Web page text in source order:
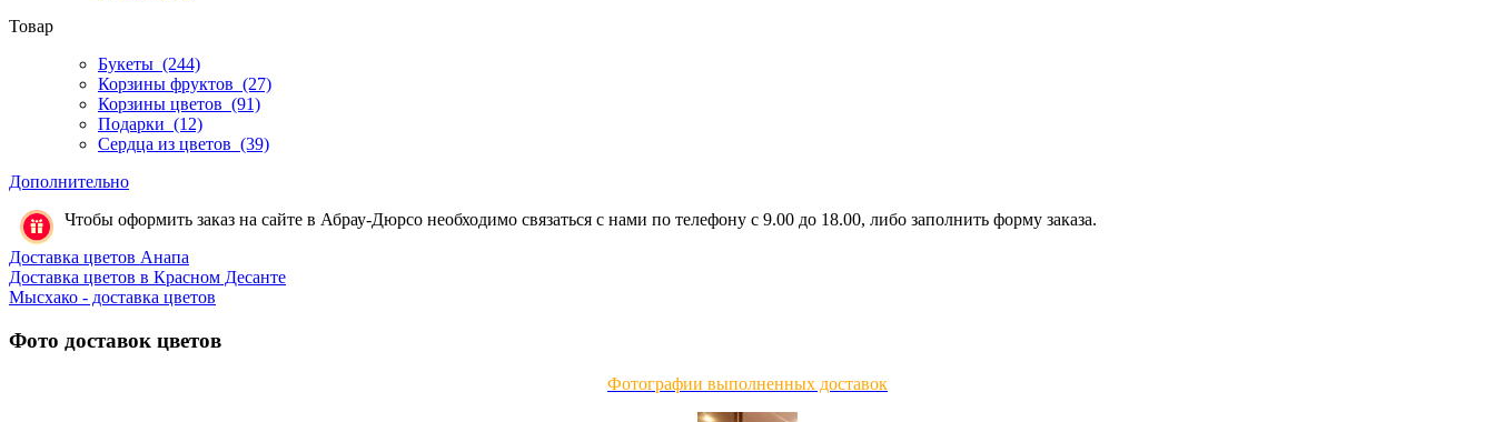
Товар
Букеты (244)
Корзины фруктов (27)
Корзины цветов (91)
Подарки (12)
Сердца из цветов (39)
Дополнительно
Чтобы оформить заказ на сайте в Абрау-Дюрсо необходимо связаться с нами по телефону с 9.00 до 18.00, либо заполнить форму заказа.
Доставка цветов Анапа
Доставка цветов в Красном Десанте
Мысхако - доставка цветов
Фото доставок цветов
Фотографии выполненных доставок